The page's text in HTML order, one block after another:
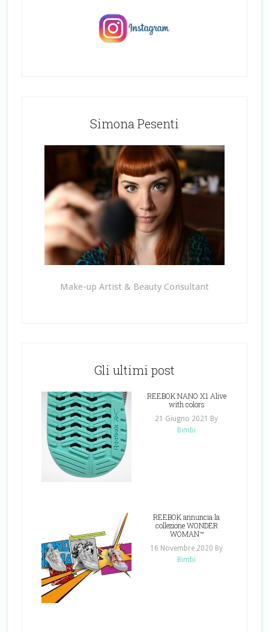
Simona Pesenti
Make-up Artist & Beauty Consultant
Gli ultimi post
REEBOK NANO X1 Alive
with colors
21 Giugno 2021 By
Bimbi
REEBOK annuncia la
collezione WONDER
WOMAN™
16 Novembre 2020 By
Bimbi